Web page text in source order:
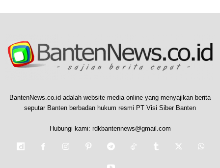
BantenNews.co.id adalah website media online yang menyajikan berita
seputar Banten berbadan hukum resmi PT Visi Siber Banten
Hubungi kami: rdkbantennews@gmail.com